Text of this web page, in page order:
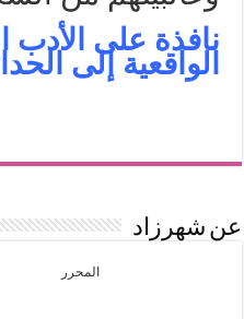
نافذة على
الواقعية إلى
عن شهرزاد
المحرر